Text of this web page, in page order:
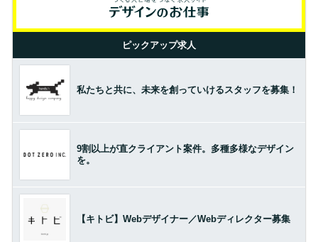
ピックアップ求人
私たちと共に、未来を創っていけるスタッフを募集！
9割以上が直クライアント案件。多種多様なデザイン
を。
【キトビ】Webデザイナー／Webディレクター募集